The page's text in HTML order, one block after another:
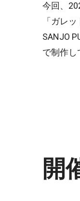
今回、
「ガレ
SANJO
で制作し
開